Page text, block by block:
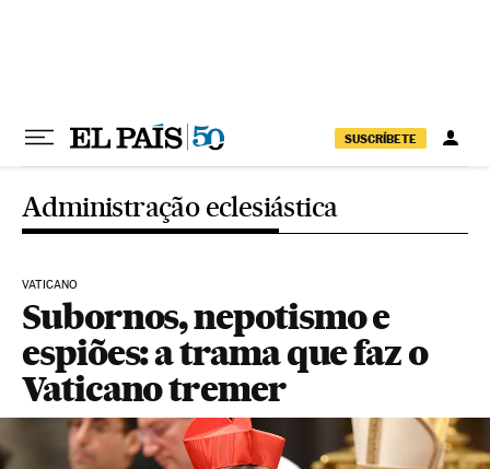
SUSCRÍBETE
Administração eclesiástica
VATICANO
Subornos, nepotismo e
espiões: a trama que faz o
Vaticano tremer